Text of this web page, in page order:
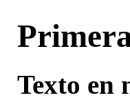
Texto en